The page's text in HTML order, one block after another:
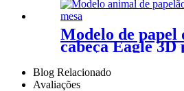
Modelo de papel
cabeça Eagle 3D
decoração de
Blog Relacionado
Avaliações